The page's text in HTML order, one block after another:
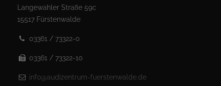
Langewahler Straße 59c
15517 Fürstenwalde
03361 / 73322-0
03361 / 73322-10
info@audizentrum-fuerstenwalde.de